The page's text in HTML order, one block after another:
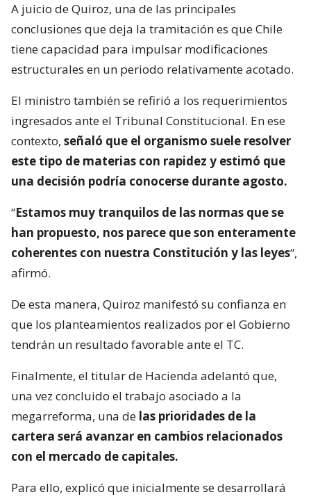
A juicio de Quiroz, una de las principales
conclusiones que deja la tramitación es que Chile
tiene capacidad para impulsar modificaciones
estructurales en un periodo relativamente acotado.
El ministro también se refirió a los requerimientos
ingresados ante el Tribunal Constitucional. En ese
contexto, señaló que el organismo suele resolver
este tipo de materias con rapidez y estimó que
una decisión podría conocerse durante agosto.
“Estamos muy tranquilos de las normas que se
han propuesto, nos parece que son enteramente
coherentes con nuestra Constitución y las leyes“,
afirmó.
De esta manera, Quiroz manifestó su confianza en
que los planteamientos realizados por el Gobierno
tendrán un resultado favorable ante el TC.
Finalmente, el titular de Hacienda adelantó que,
una vez concluido el trabajo asociado a la
megarreforma, una de las prioridades de la
cartera será avanzar en cambios relacionados
con el mercado de capitales.
Para ello, explicó que inicialmente se desarrollará